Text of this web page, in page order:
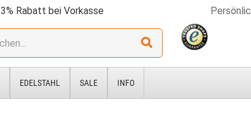
3% Rabatt bei Vorkasse
EDELSTAHL SALE INFO